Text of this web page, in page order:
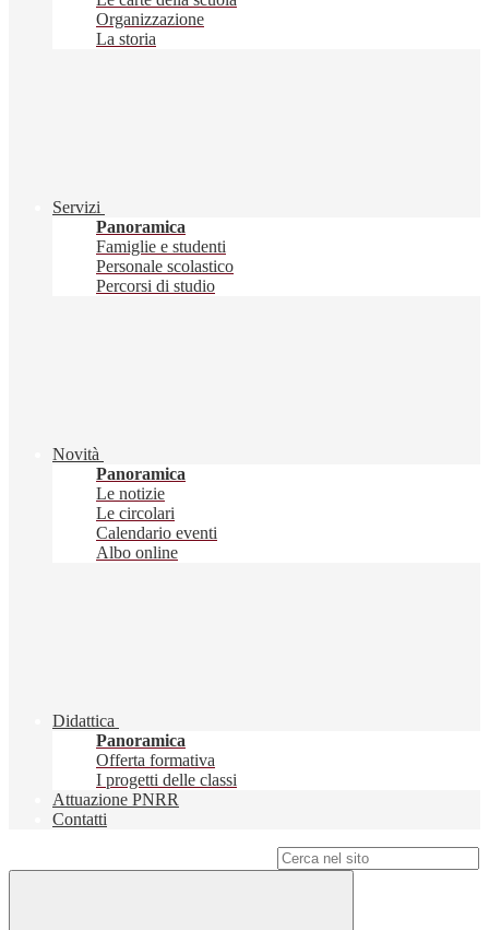
Organizzazione
La storia
Servizi
Panoramica
Famiglie e studenti
Personale scolastico
Percorsi di studio
Novità
Panoramica
Le notizie
Le circolari
Calendario eventi
Albo online
Didattica
Panoramica
Offerta formativa
I progetti delle classi
Attuazione PNRR
Contatti